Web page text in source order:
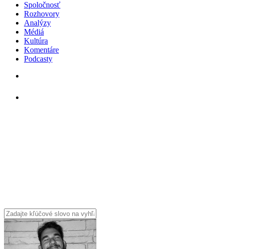
Spoločnosť
Rozhovory
Analýzy
Médiá
Kultúra
Komentáre
Podcasty